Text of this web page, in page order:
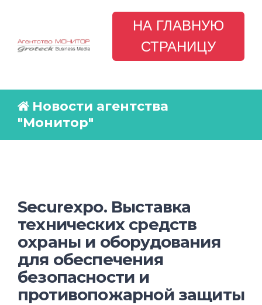
НА ГЛАВНУЮ
СТРАНИЦУ
Новости агентства
"Монитор"
Securexpo. Выставка
технических средств
охраны и оборудования
для обеспечения
безопасности и
противопожарной защиты